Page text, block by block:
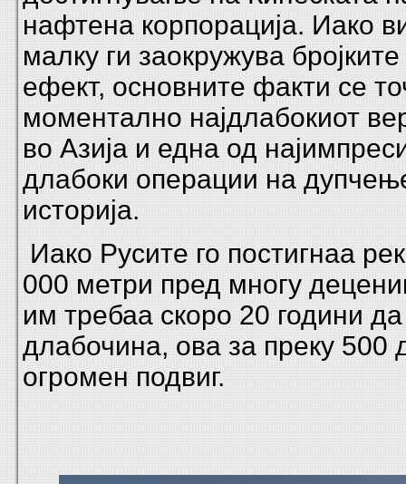
нафтена корпорација. Иако
малку ги заокружува
ефект, основните факти се
моментално најдлабокиот
во Азија и една од
длабоки операции на
историја.
Иако Русите го постигнаа
000 метри пред многу
им требаа скоро 20 години да
длабочина, ова за преку 500
огромен подвиг.